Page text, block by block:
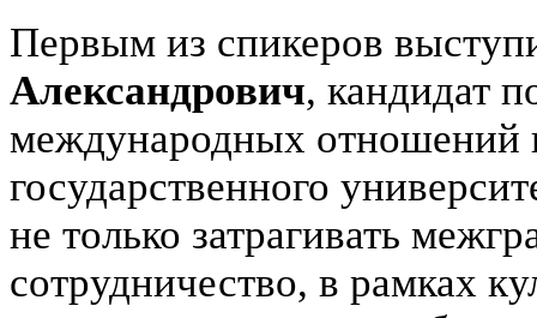
Первым из спикеров
Александрович, кандидат
международных отношений
государственного
не только затрагивать
сотрудничество, в рамках